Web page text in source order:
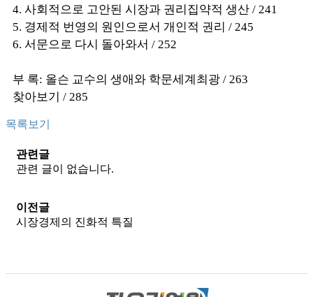
4. 사회적으로 고안된 시장과 권리집약적 생산 / 241
5. 경제적 번영의 원인으로서 개인적 권리 / 245
6. 서문으로 다시 돌아와서 / 252
부 록: 올슨 교수의 생애와 학문세계최광 / 263
찾아보기 / 285
목록보기
관련글
관련 글이 없습니다.
이전글
시장경제의 진화적 특질